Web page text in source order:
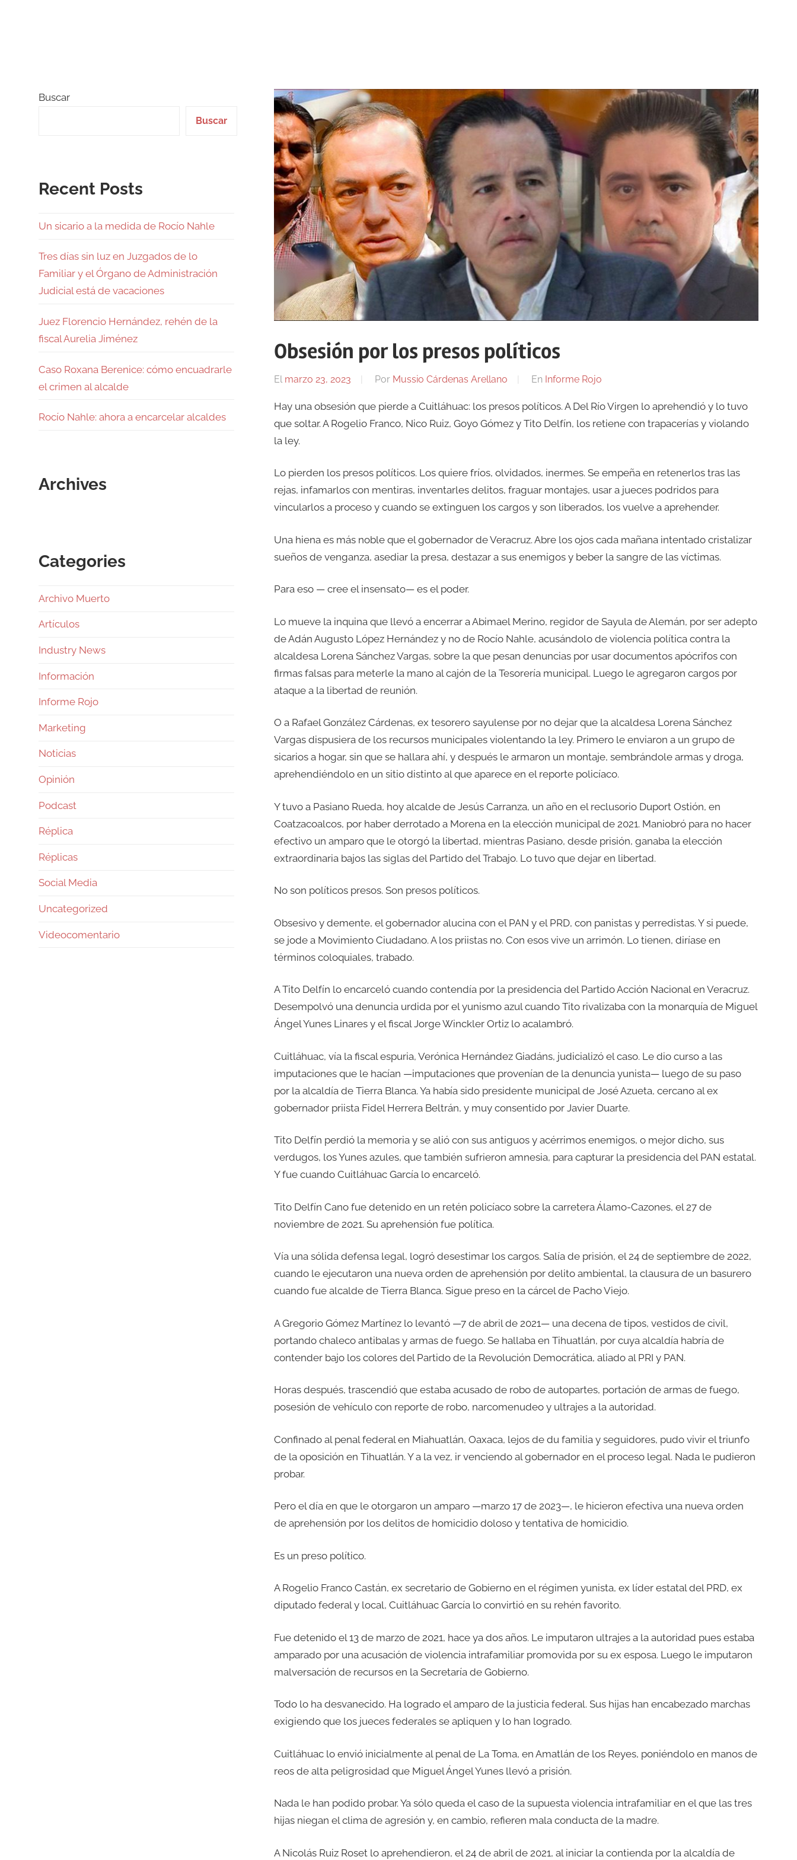
Obsesión por los presos políticos
El marzo 23, 2023 Por Mussio Cárdenas Arellano En Informe Rojo
Hay una obsesión que pierde a Cuitláhuac: los presos políticos. A Del Río Virgen lo aprehendió y lo tuvo
que soltar. A Rogelio Franco, Nico Ruiz, Goyo Gómez y Tito Delfín, los retiene con trapacerías y violando
la ley.
Lo pierden los presos políticos. Los quiere fríos, olvidados, inermes. Se empeña en retenerlos tras las
rejas, infamarlos con mentiras, inventarles delitos, fraguar montajes, usar a jueces podridos para
vincularlos a proceso y cuando se extinguen los cargos y son liberados, los vuelve a aprehender.
Una hiena es más noble que el gobernador de Veracruz. Abre los ojos cada mañana intentado cristalizar
sueños de venganza, asediar la presa, destazar a sus enemigos y beber la sangre de las víctimas.
Para eso — cree el insensato— es el poder.
Lo mueve la inquina que llevó a encerrar a Abimael Merino, regidor de Sayula de Alemán, por ser adepto
de Adán Augusto López Hernández y no de Rocío Nahle, acusándolo de violencia política contra la
alcaldesa Lorena Sánchez Vargas, sobre la que pesan denuncias por usar documentos apócrifos con
firmas falsas para meterle la mano al cajón de la Tesorería municipal. Luego le agregaron cargos por
ataque a la libertad de reunión.
O a Rafael González Cárdenas, ex tesorero sayulense por no dejar que la alcaldesa Lorena Sánchez
Vargas dispusiera de los recursos municipales violentando la ley. Primero le enviaron a un grupo de
sicarios a hogar, sin que se hallara ahí, y después le armaron un montaje, sembrándole armas y droga,
aprehendiéndolo en un sitio distinto al que aparece en el reporte policíaco.
Y tuvo a Pasiano Rueda, hoy alcalde de Jesús Carranza, un año en el reclusorio Duport Ostión, en
Coatzacoalcos, por haber derrotado a Morena en la elección municipal de 2021. Maniobró para no hacer
efectivo un amparo que le otorgó la libertad, mientras Pasiano, desde prisión, ganaba la elección
extraordinaria bajos las siglas del Partido del Trabajo. Lo tuvo que dejar en libertad.
No son políticos presos. Son presos políticos.
Obsesivo y demente, el gobernador alucina con el PAN y el PRD, con panistas y perredistas. Y si puede,
se jode a Movimiento Ciudadano. A los priistas no. Con esos vive un arrimón. Lo tienen, diríase en
términos coloquiales, trabado.
A Tito Delfín lo encarceló cuando contendía por la presidencia del Partido Acción Nacional en Veracruz.
Desempolvó una denuncia urdida por el yunismo azul cuando Tito rivalizaba con la monarquía de Miguel
Ángel Yunes Linares y el fiscal Jorge Winckler Ortiz lo acalambró.
Cuitláhuac, vía la fiscal espuria, Verónica Hernández Giadáns, judicializó el caso. Le dio curso a las
imputaciones que le hacían —imputaciones que provenían de la denuncia yunista— luego de su paso
por la alcaldía de Tierra Blanca. Ya había sido presidente municipal de José Azueta, cercano al ex
gobernador priista Fidel Herrera Beltrán, y muy consentido por Javier Duarte.
Tito Delfín perdió la memoria y se alió con sus antiguos y acérrimos enemigos, o mejor dicho, sus
verdugos, los Yunes azules, que también sufrieron amnesia, para capturar la presidencia del PAN estatal.
Y fue cuando Cuitláhuac García lo encarceló.
Tito Delfín Cano fue detenido en un retén policíaco sobre la carretera Álamo-Cazones, el 27 de
noviembre de 2021. Su aprehensión fue política.
Vía una sólida defensa legal, logró desestimar los cargos. Salía de prisión, el 24 de septiembre de 2022,
cuando le ejecutaron una nueva orden de aprehensión por delito ambiental, la clausura de un basurero
cuando fue alcalde de Tierra Blanca. Sigue preso en la cárcel de Pacho Viejo.
A Gregorio Gómez Martínez lo levantó —7 de abril de 2021— una decena de tipos, vestidos de civil,
portando chaleco antibalas y armas de fuego. Se hallaba en Tihuatlán, por cuya alcaldía habría de
contender bajo los colores del Partido de la Revolución Democrática, aliado al PRI y PAN.
Horas después, trascendió que estaba acusado de robo de autopartes, portación de armas de fuego,
posesión de vehículo con reporte de robo, narcomenudeo y ultrajes a la autoridad.
Confinado al penal federal en Miahuatlán, Oaxaca, lejos de du familia y seguidores, pudo vivir el triunfo
de la oposición en Tihuatlán. Y a la vez, ir venciendo al gobernador en el proceso legal. Nada le pudieron
probar.
Pero el día en que le otorgaron un amparo —marzo 17 de 2023—, le hicieron efectiva una nueva orden
de aprehensión por los delitos de homicidio doloso y tentativa de homicidio.
Es un preso político.
A Rogelio Franco Castán, ex secretario de Gobierno en el régimen yunista, ex líder estatal del PRD, ex
diputado federal y local, Cuitláhuac García lo convirtió en su rehén favorito.
Fue detenido el 13 de marzo de 2021, hace ya dos años. Le imputaron ultrajes a la autoridad pues estaba
amparado por una acusación de violencia intrafamiliar promovida por su ex esposa. Luego le imputaron
malversación de recursos en la Secretaría de Gobierno.
Todo lo ha desvanecido. Ha logrado el amparo de la justicia federal. Sus hijas han encabezado marchas
exigiendo que los jueces federales se apliquen y lo han logrado.
Cuitláhuac lo envió inicialmente al penal de La Toma, en Amatlán de los Reyes, poniéndolo en manos de
reos de alta peligrosidad que Miguel Ángel Yunes llevó a prisión.
Nada le han podido probar. Ya sólo queda el caso de la supuesta violencia intrafamiliar en el que las tres
hijas niegan el clima de agresión y, en cambio, refieren mala conducta de la madre.
A Nicolás Ruiz Roset lo aprehendieron, el 24 de abril de 2021, al iniciar la contienda por la alcaldía de
Buscar
Buscar
Recent Posts
Un sicario a la medida de Rocío Nahle
Tres días sin luz en Juzgados de lo
Familiar y el Órgano de Administración
Judicial está de vacaciones
Juez Florencio Hernández, rehén de la
fiscal Aurelia Jiménez
Caso Roxana Berenice: cómo encuadrarle
el crimen al alcalde
Rocío Nahle: ahora a encarcelar alcaldes
Archives
Categories
Archivo Muerto
Artículos
Industry News
Información
Informe Rojo
Marketing
Noticias
Opinión
Podcast
Réplica
Réplicas
Social Media
Uncategorized
Videocomentario